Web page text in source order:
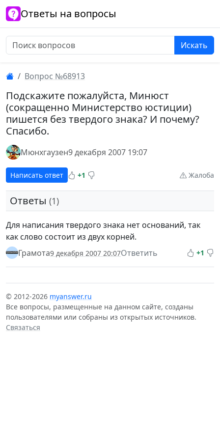
Ответы на вопросы
Искать
Вопрос №68913
Подскажите пожалуйста, Минюст
(сокращенно Министерство юстиции)
пишется без твердого знака? И почему?
Спасибо.
Мюнхгаузен9 декабря 2007 19:07
Написать ответ +1 Жалоба
Ответы (1)
Для написания твердого знака нет оснований, так
как слово состоит из двух корней.
Грамота9 декабря 2007 20:07Ответить +1
© 2012-2026 myanswer.ru
Все вопросы, размещенные на данном сайте, созданы
пользователями или собраны из открытых источников.
Связаться